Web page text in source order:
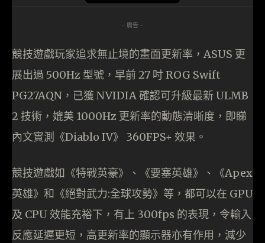
- 廣告 -
競技遊戲玩家追求無止境的畫面更新率，ASUS 更
展出過 500Hz 型號，早前 27 吋 ROG Swift
PG27AQN，已獲 NVIDIA 確認可升級最新 ULMB
2 技術，媲美 1000Hz 更新率的動態清晰度，即睇
內文實測《Diablo IV》 360FPS+ 效果。
競技遊戲如《特戰英豪》、《要塞英雄》、《Apex
英雄》和《絕對武力:全球攻勢》等，都可以在 GPU
及 CPU 效能充裕下，有上 300fps 的表現，令輸入
反應延遲更短，高更新率的顯示器亦有作用，減少